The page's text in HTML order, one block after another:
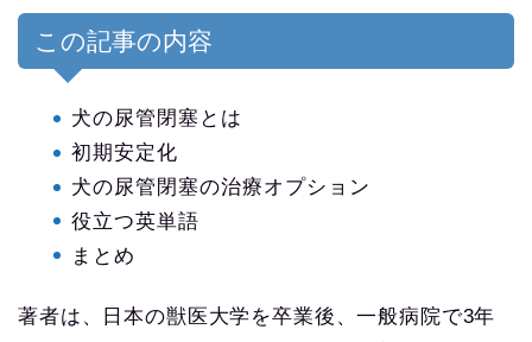
この記事の内容
犬の尿管閉塞とは
初期安定化
犬の尿管閉塞の治療オプション
役立つ英単語
まとめ
著者は、日本の獣医大学を卒業後、一般病院で3年